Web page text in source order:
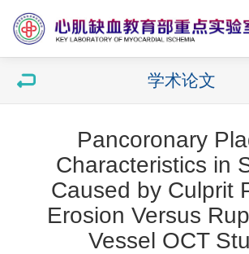
学术论文
Pancoronary
Characteristics in
Caused by Culprit
Erosion Versus
Vessel OCT